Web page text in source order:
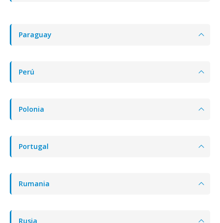
Paraguay
Perú
Polonia
Portugal
Rumania
Rusia